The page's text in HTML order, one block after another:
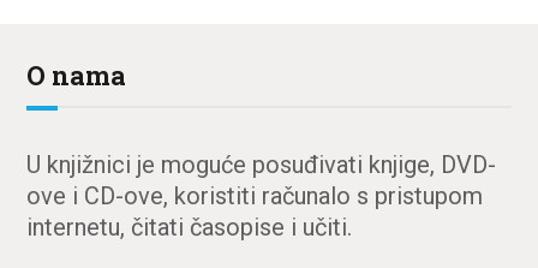
O nama
U knjižnici je moguće posuđivati knjige, DVD-
ove i CD-ove, koristiti računalo s pristupom
internetu, čitati časopise i učiti.